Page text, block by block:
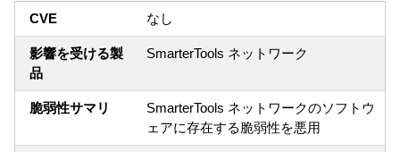
CVE なし
影響を受ける製
品
SmarterTools ネットワーク
脆弱性サマリ
SmarterTools ネットワークのソフトウ
ェアに存在する脆弱性を悪用